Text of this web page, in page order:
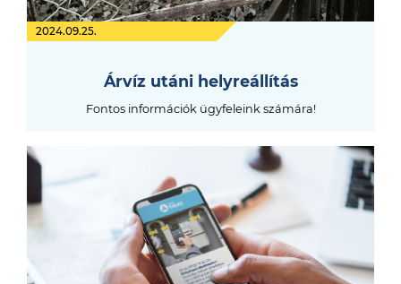
2024.09.25.
Árvíz utáni helyreállítás
Fontos információk ügyfeleink számára!